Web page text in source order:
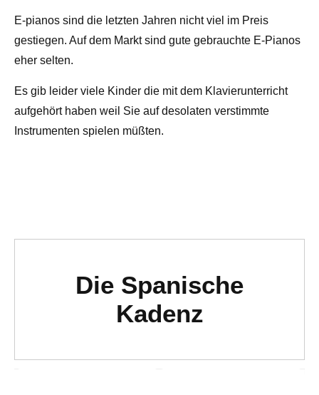
E-pianos sind die letzten Jahren nicht viel im Preis
gestiegen. Auf dem Markt sind gute gebrauchte E-Pianos
eher selten.
Es gib leider viele Kinder die mit dem Klavierunterricht
aufgehört haben weil Sie auf desolaten verstimmte
Instrumenten spielen müßten.
Die Spanische
Kadenz